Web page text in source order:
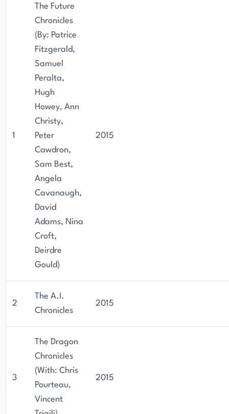
1
The Future
Chronicles
(By: Patrice
Fitzgerald,
Samuel
Peralta,
Hugh
Howey, Ann
Christy,
Peter
Cawdron,
Sam Best,
Angela
Cavanaugh,
David
Adams, Nina
Croft,
Deirdre
Gould)
2015
2
The A.I.
Chronicles
2015
3
The Dragon
Chronicles
(With: Chris
Pourteau,
Vincent
2015